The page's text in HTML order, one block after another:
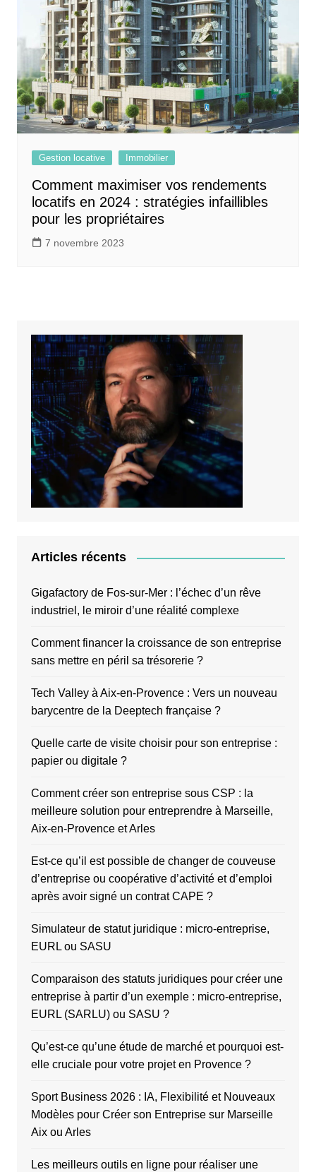
Gestion locative Immobilier
Comment maximiser vos rendements
locatifs en 2024 : stratégies infaillibles
pour les propriétaires
7 novembre 2023
Articles récents
Gigafactory de Fos-sur-Mer : l’échec d’un rêve
industriel, le miroir d’une réalité complexe
Comment financer la croissance de son entreprise
sans mettre en péril sa trésorerie ?
Tech Valley à Aix-en-Provence : Vers un nouveau
barycentre de la Deeptech française ?
Quelle carte de visite choisir pour son entreprise :
papier ou digitale ?
Comment créer son entreprise sous CSP : la
meilleure solution pour entreprendre à Marseille,
Aix-en-Provence et Arles
Est-ce qu’il est possible de changer de couveuse
d’entreprise ou coopérative d’activité et d’emploi
après avoir signé un contrat CAPE ?
Simulateur de statut juridique : micro-entreprise,
EURL ou SASU
Comparaison des statuts juridiques pour créer une
entreprise à partir d’un exemple : micro-entreprise,
EURL (SARLU) ou SASU ?
Qu’est-ce qu’une étude de marché et pourquoi est-
elle cruciale pour votre projet en Provence ?
Sport Business 2026 : IA, Flexibilité et Nouveaux
Modèles pour Créer son Entreprise sur Marseille
Aix ou Arles
Les meilleurs outils en ligne pour réaliser une